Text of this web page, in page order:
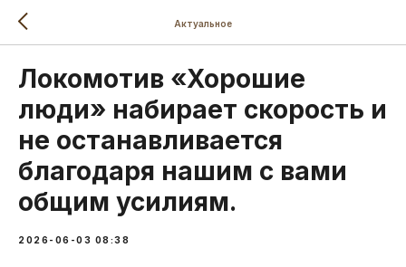
Актуальное
Локомотив «Хорошие
люди» набирает скорость и
не останавливается
благодаря нашим с вами
общим усилиям.
2026-06-03 08:38